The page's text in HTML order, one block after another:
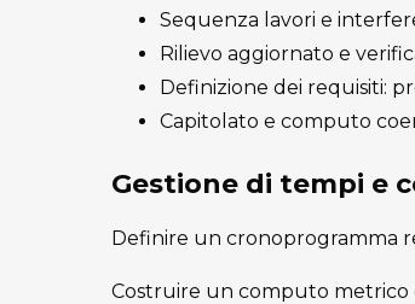
Sequenza lavori e
Rilievo aggiornato e
Definizione dei requisiti:
Capitolato e computo
Gestione di tempi e
Definire un cronoprogramma
Costruire un computo metrico